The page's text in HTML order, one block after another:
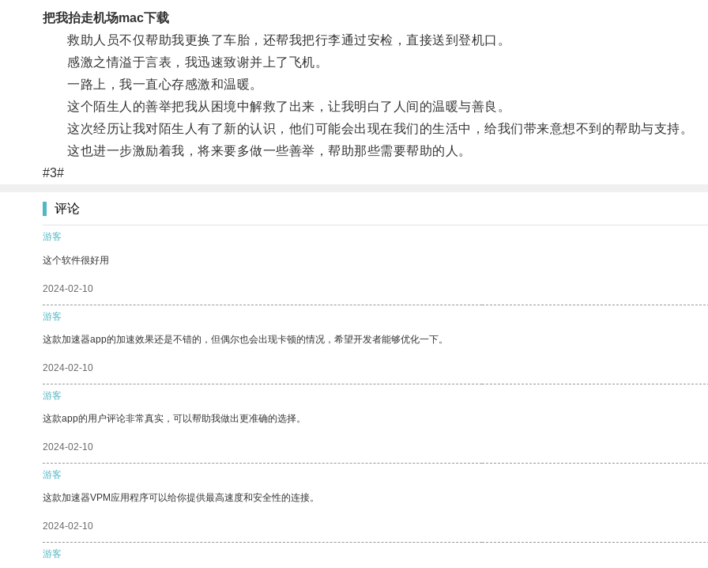
把我抬走机场mac下载
救助人员不仅帮助我更换了车胎，还帮我把行李通过安检，直接送到登机口。
感激之情溢于言表，我迅速致谢并上了飞机。
一路上，我一直心存感激和温暖。
这个陌生人的善举把我从困境中解救了出来，让我明白了人间的温暖与善良。
这次经历让我对陌生人有了新的认识，他们可能会出现在我们的生活中，给我们带来意想不到的帮助与支持。
这也进一步激励着我，将来要多做一些善举，帮助那些需要帮助的人。
#3#
评论
游客
这个软件很好用
2024-02-10
游客
这款加速器app的加速效果还是不错的，但偶尔也会出现卡顿的情况，希望开发者能够优化一下。
2024-02-10
游客
这款app的用户评论非常真实，可以帮助我做出更准确的选择。
2024-02-10
游客
这款加速器VPM应用程序可以给你提供最高速度和安全性的连接。
2024-02-10
游客